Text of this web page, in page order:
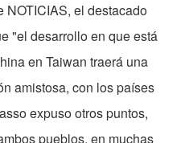
NOTICIAS, el destacado
"el desarrollo en que está
en Taiwan traerá una
amistosa, con los países
expuso otros puntos,
pueblos, en muchas